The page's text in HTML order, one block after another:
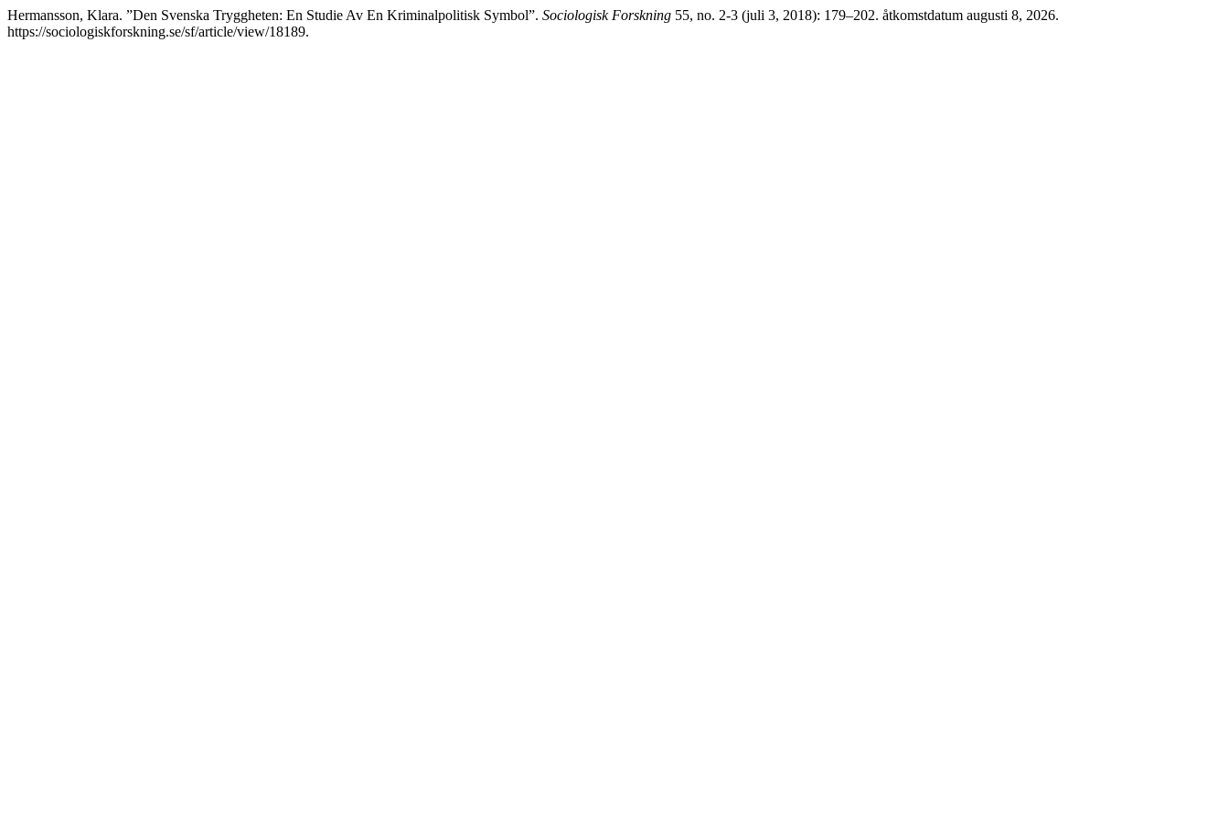
Hermansson, Klara. ”Den Svenska Tryggheten: En Studie Av En Kriminalpolitisk Symbol”. Sociologisk Forskning 55, no. 2-3 (juli 3, 2018): 179–202. åtkomstdatum augusti 8, 2026.
https://sociologiskforskning.se/sf/article/view/18189.